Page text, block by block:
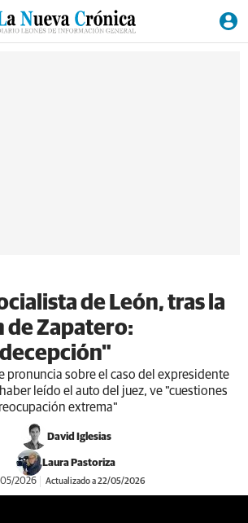
de León, tras la
Zapatero:
pronuncia sobre el caso del expresidente
leído el auto del juez, ve "cuestiones
extrema"
David Iglesias
Laura Pastoriza
2026 Actualizado a 22/05/2026